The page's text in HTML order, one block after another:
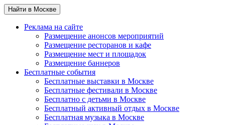
Найти в Москве
Реклама на сайте
Размещение анонсов мероприятий
Размещение ресторанов и кафе
Размещение мест и площадок
Размещение баннеров
Бесплатные события
Бесплатные выставки в Москве
Бесплатные фестивали в Москве
Бесплатно с детьми в Москве
Бесплатный активный отдых в Москве
Бесплатная музыка в Москве